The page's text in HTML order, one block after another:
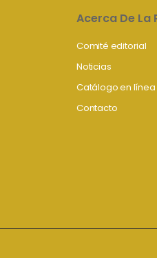
Acerca De La
Comité editorial
Noticias
Catálogo en línea
Contacto